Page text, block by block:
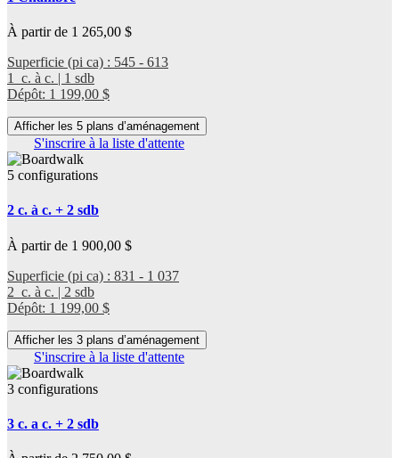
À partir de 1 265,00 $
Superficie (pi ca) : 545 - 613
1 c. à c. | 1 sdb
Dépôt: 1 199,00 $
Afficher les 5 plans d’aménagement
S'inscrire à la liste d'attente
5 configurations
2 c. à c. + 2 sdb
À partir de 1 900,00 $
Superficie (pi ca) : 831 - 1 037
2 c. à c. | 2 sdb
Dépôt: 1 199,00 $
Afficher les 3 plans d’aménagement
S'inscrire à la liste d'attente
3 configurations
3 c. a c. + 2 sdb